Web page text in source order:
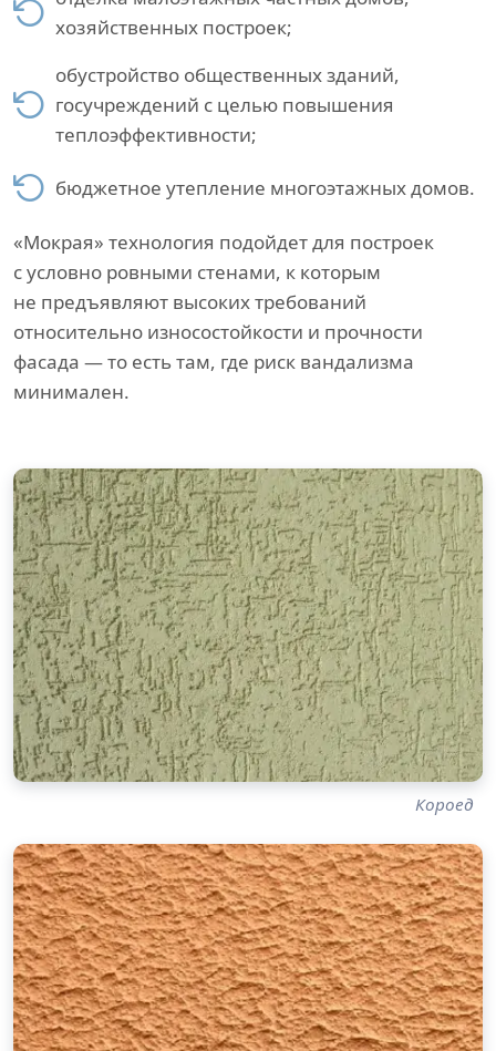
хозяйственных построек;
обустройство общественных зданий,
госучреждений с целью повышения
теплоэффективности;
бюджетное утепление многоэтажных домов.
«Мокрая» технология подойдет для построек
с условно ровными стенами, к которым
не предъявляют высоких требований
относительно износостойкости и прочности
фасада — то есть там, где риск вандализма
минимален.
Короед